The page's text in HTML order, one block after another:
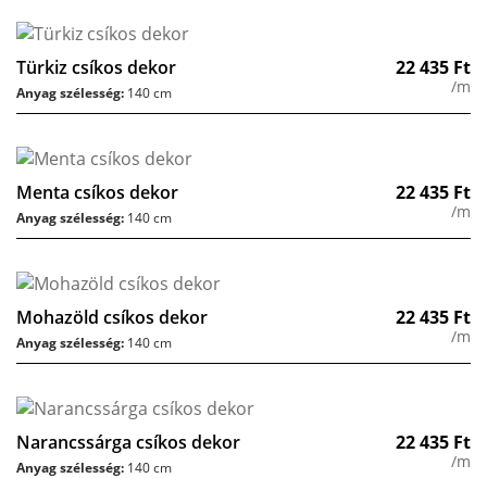
Türkiz csíkos dekor 22 435 Ft
/m
Anyag szélesség: 140 cm
Menta csíkos dekor 22 435 Ft
/m
Anyag szélesség: 140 cm
Mohazöld csíkos dekor 22 435 Ft
/m
Anyag szélesség: 140 cm
Narancssárga csíkos dekor 22 435 Ft
/m
Anyag szélesség: 140 cm